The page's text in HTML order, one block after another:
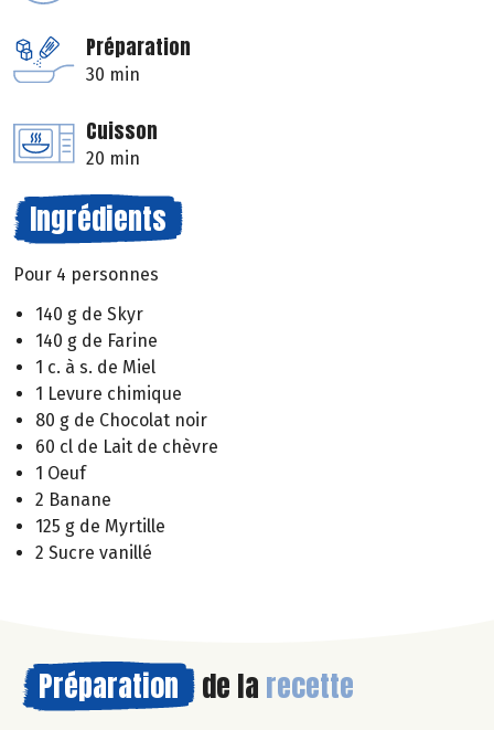
Préparation
30 min
Cuisson
20 min
Ingrédients
Pour 4 personnes
140 g de Skyr
140 g de Farine
1 c. à s. de Miel
1 Levure chimique
80 g de Chocolat noir
60 cl de Lait de chèvre
1 Oeuf
2 Banane
125 g de Myrtille
2 Sucre vanillé
Préparation de la recette